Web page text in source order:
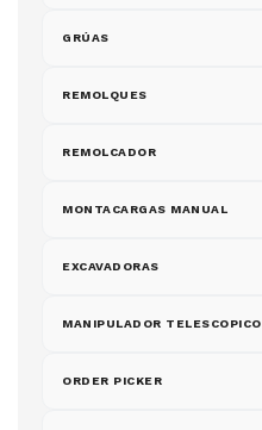
GRÚAS
REMOLQUES
REMOLCADOR
MONTACARGAS MANUAL
EXCAVADORAS
MANIPULADOR TELESCOPICO
ORDER PICKER